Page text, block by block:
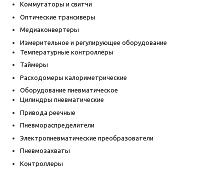
Коммутаторы и свитчи
Оптические трансиверы
Медиаконвертеры
Измерительное и регулирующее оборудование
Температурные контроллеры
Таймеры
Расходомеры калориметрические
Оборудование пневматическое
Цилиндры пневматические
Привода реечные
Пневмораспределители
Электропневматические преобразователи
Пневмозахваты
Контроллеры